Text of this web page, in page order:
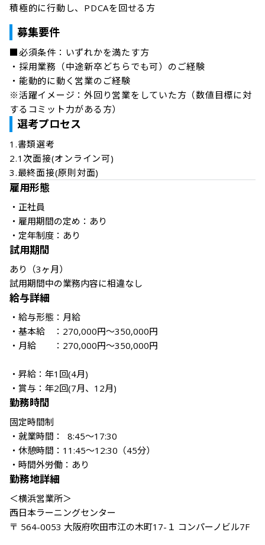
積極的に⾏動し、PDCAを回せる⽅
募集要件
■必須条件：いずれかを満たす方
・採用業務（中途新卒どちらでも可）のご経験
・能動的に動く営業のご経験
※活躍イメージ：外回り営業をしていた方（数値目標に対
するコミット力がある方）
選考プロセス
1.書類選考
2.1次面接(オンライン可)
3.最終面接(原則対面)
雇用形態
・正社員
・雇用期間の定め：あり
・定年制度：あり
試用期間
あり（3ヶ月）
試用期間中の業務内容に相違なし
給与詳細
・給与形態：月給
・基本給　：270,000円～350,000円
・月給　　：270,000円～350,000円
・昇給：年1回(4月)
・賞与：年2回(7月、12月)
勤務時間
固定時間制
・就業時間：  8:45～17:30
・休憩時間：11:45～12:30（45分）
・時間外労働：あり
勤務地詳細
＜横浜営業所＞
西日本ラーニングセンター
〒 564-0053 大阪府吹田市江の木町17-１ コンパーノビル7F